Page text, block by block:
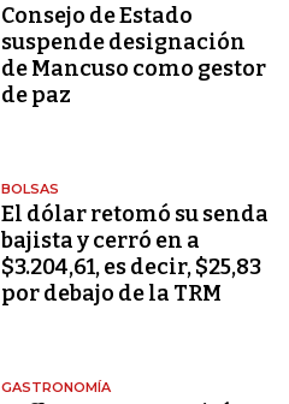
Consejo de Estado
suspende designación
de Mancuso como gestor
de paz
BOLSAS
El dólar retomó su senda
bajista y cerró en a
$3.204,61, es decir, $25,83
por debajo de la TRM
GASTRONOMÍA